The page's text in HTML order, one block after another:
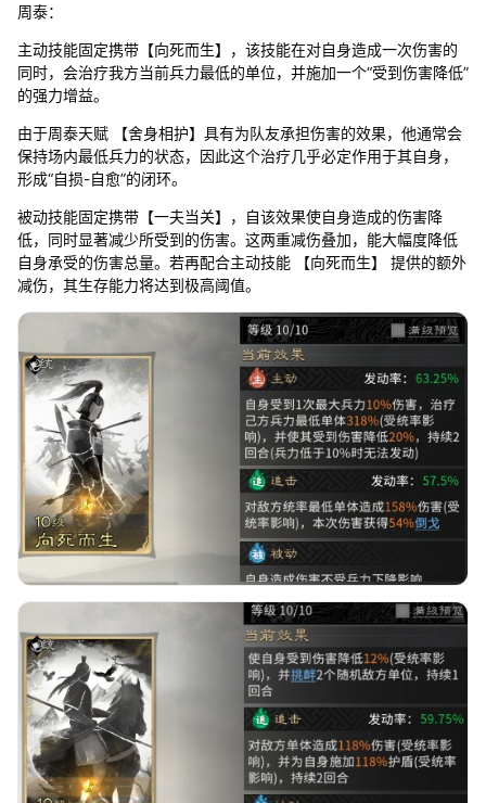
周泰：
主动技能固定携带【向死而生】，该技能在对自身造成一次伤害的
同时，会治疗我方当前兵力最低的单位，并施加一个“受到伤害降低”
的强力增益。
由于周泰天赋 【舍身相护】具有为队友承担伤害的效果，他通常会
保持场内最低兵力的状态，因此这个治疗几乎必定作用于其自身，
形成“自损-自愈”的闭环。
被动技能固定携带【一夫当关】，自该效果使自身造成的伤害降
低，同时显著减少所受到的伤害。这两重减伤叠加，能大幅度降低
自身承受的伤害总量。若再配合主动技能 【向死而生】 提供的额外
减伤，其生存能力将达到极高阈值。